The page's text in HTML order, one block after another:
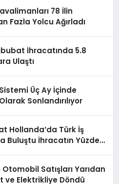
78 İlin
Fazla Yolcu Ağırladı
İhracatında 5.8
Ulaştı
Üç Ay İçinde
Sonlandırılıyor
Hollanda’da Türk İş
Buluştu İhracatın Yüzde
Otomobil Satışları Yarıdan
ve Elektrikliye Döndü